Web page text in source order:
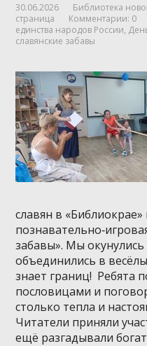
30.06.2026 Библиотека
страница
Комментарии: 0
единства народов России,
славянские забавы
славян в
забавы». Мы
объединились в
знает границ! Ребята
пословицами и
столько тепла и
Читатели приняли
ещё разгадывали